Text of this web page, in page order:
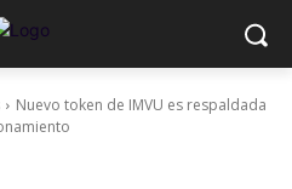
Nuevo token de IMVU es respaldada